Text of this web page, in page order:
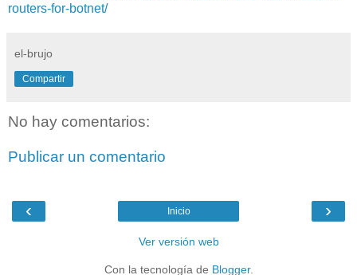
routers-for-botnet/
el-brujo
Compartir
No hay comentarios:
Publicar un comentario
‹ ›
Inicio
Ver versión web
Con la tecnología de Blogger.